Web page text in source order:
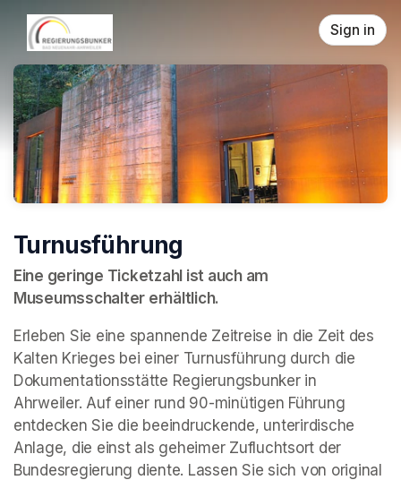
Skip header
Sign in
Turnusführung
Eine geringe Ticketzahl ist auch am
Museumsschalter erhältlich.
Erleben Sie eine spannende Zeitreise in die Zeit des
Kalten Krieges bei einer Turnusführung durch die
Dokumentationsstätte Regierungsbunker in
Ahrweiler. Auf einer rund 90-minütigen Führung
entdecken Sie die beeindruckende, unterirdische
Anlage, die einst als geheimer Zufluchtsort der
Bundesregierung diente. Lassen Sie sich von original